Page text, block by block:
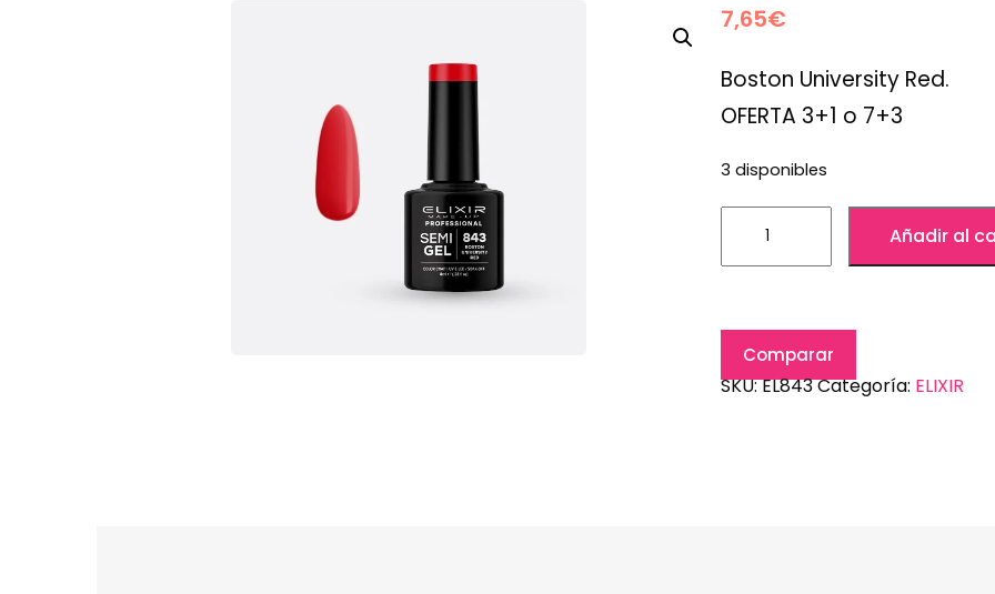
7,65€
Boston University Red.
OFERTA 3+1 o 7+3
3 disponibles
Añadir al
Comparar
SKU:EL843Categoría: ELIXIR